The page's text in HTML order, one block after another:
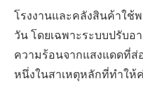
โรงงานและคลังสินค้าใช้
วัน โดยเฉพาะระบบปรับ
ความร้อนจากแสงแดดที่ส่
หนึ่งในสาเหตุหลักที่ทำให้